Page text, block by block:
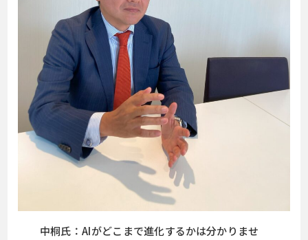
中桐氏：AIがどこまで進化するかは分かりませ